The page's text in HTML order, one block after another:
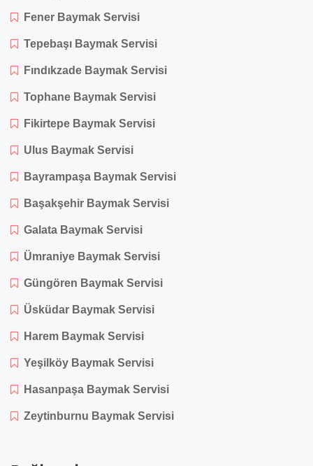
Fener Baymak Servisi
Tepebaşı Baymak Servisi
Fındıkzade Baymak Servisi
Tophane Baymak Servisi
Fikirtepe Baymak Servisi
Ulus Baymak Servisi
Bayrampaşa Baymak Servisi
Başakşehir Baymak Servisi
Galata Baymak Servisi
Ümraniye Baymak Servisi
Güngören Baymak Servisi
Üsküdar Baymak Servisi
Harem Baymak Servisi
Yeşilköy Baymak Servisi
Hasanpaşa Baymak Servisi
Zeytinburnu Baymak Servisi